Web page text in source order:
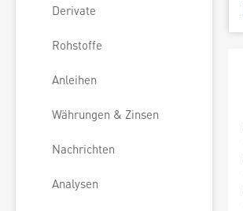
Derivate
Rohstoffe
Anleihen
Währungen & Zinsen
Nachrichten
Analysen